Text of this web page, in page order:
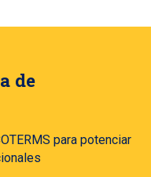
de
para potenciar